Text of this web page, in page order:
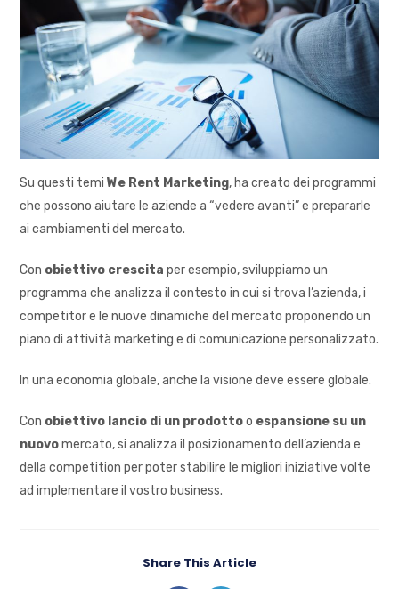
Su questi temiWe Rent Marketing, ha creato dei programmi
che possono aiutare le aziende a “vedere avanti” e prepararle
ai cambiamenti del mercato.
Con obiettivo crescita per esempio, sviluppiamo un
programma che analizza il contesto in cui si trova l’azienda, i
competitor e le nuove dinamiche del mercato proponendo un
piano di attività marketing e di comunicazione personalizzato.
In una economia globale, anche la visione deve essere globale.
Con obiettivo lancio di un prodottoo espansione su un
nuovomercato, si analizza il posizionamento dell’azienda e
della competition per poter stabilire le migliori iniziative volte
ad implementare il vostro business.
Share This Article